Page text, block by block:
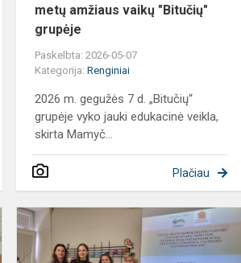
metų amžiaus vaikų "Bitučių"
grupėje
Paskelbta: 2026-05-07
Kategorija:Renginiai
2026 m. gegužės 7 d. „Bitučių“
grupėje vyko jauki edukacinė veikla,
skirta Mamyč...
Plačiau
Ikimokyklinio
ir
priešmokyklinio